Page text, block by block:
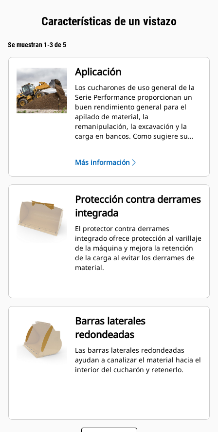
Características de un vistazo
Se muestran 1-3 de 5
Aplicación
Los cucharones de uso general de la
Serie Performance proporcionan un
buen rendimiento general para el
apilado de material, la
remanipulación, la excavación y la
carga en bancos. Como sugiere su
almacenamiento y desde bancos.
Están diseñados para fuerzas de
desprendimiento y condiciones de
abrasión estándar. Ideal para
aplicaciones de arrastre en retroceso
y nivelación. El factor de llenado de
los cucharones de la Serie
Performance puede llegar a un 115 %
por sobre la capacidad especificada.
Más información
Protección contra derrames
integrada
El protector contra derrames
integrado ofrece protección al varillaje
de la máquina y mejora la retención
de la carga al evitar los derrames de
material.
Barras laterales
redondeadas
Las barras laterales redondeadas
ayudan a canalizar el material hacia el
interior del cucharón y retenerlo.